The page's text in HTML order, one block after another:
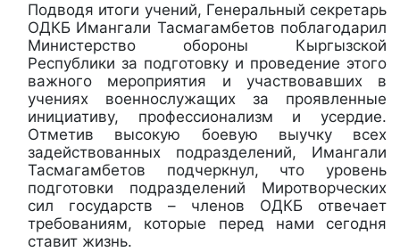
Подводя итоги учений, Генеральный секретарь
ОДКБ Имангали Тасмагамбетов поблагодарил
Министерство обороны Кыргызской
Республики за подготовку и проведение этого
важного мероприятия и участвовавших в
учениях военнослужащих за проявленные
инициативу, профессионализм и усердие.
Отметив высокую боевую выучку всех
задействованных подразделений, Имангали
Тасмагамбетов подчеркнул, что уровень
подготовки подразделений Миротворческих
сил государств – членов ОДКБ отвечает
требованиям, которые перед нами сегодня
ставит жизнь.